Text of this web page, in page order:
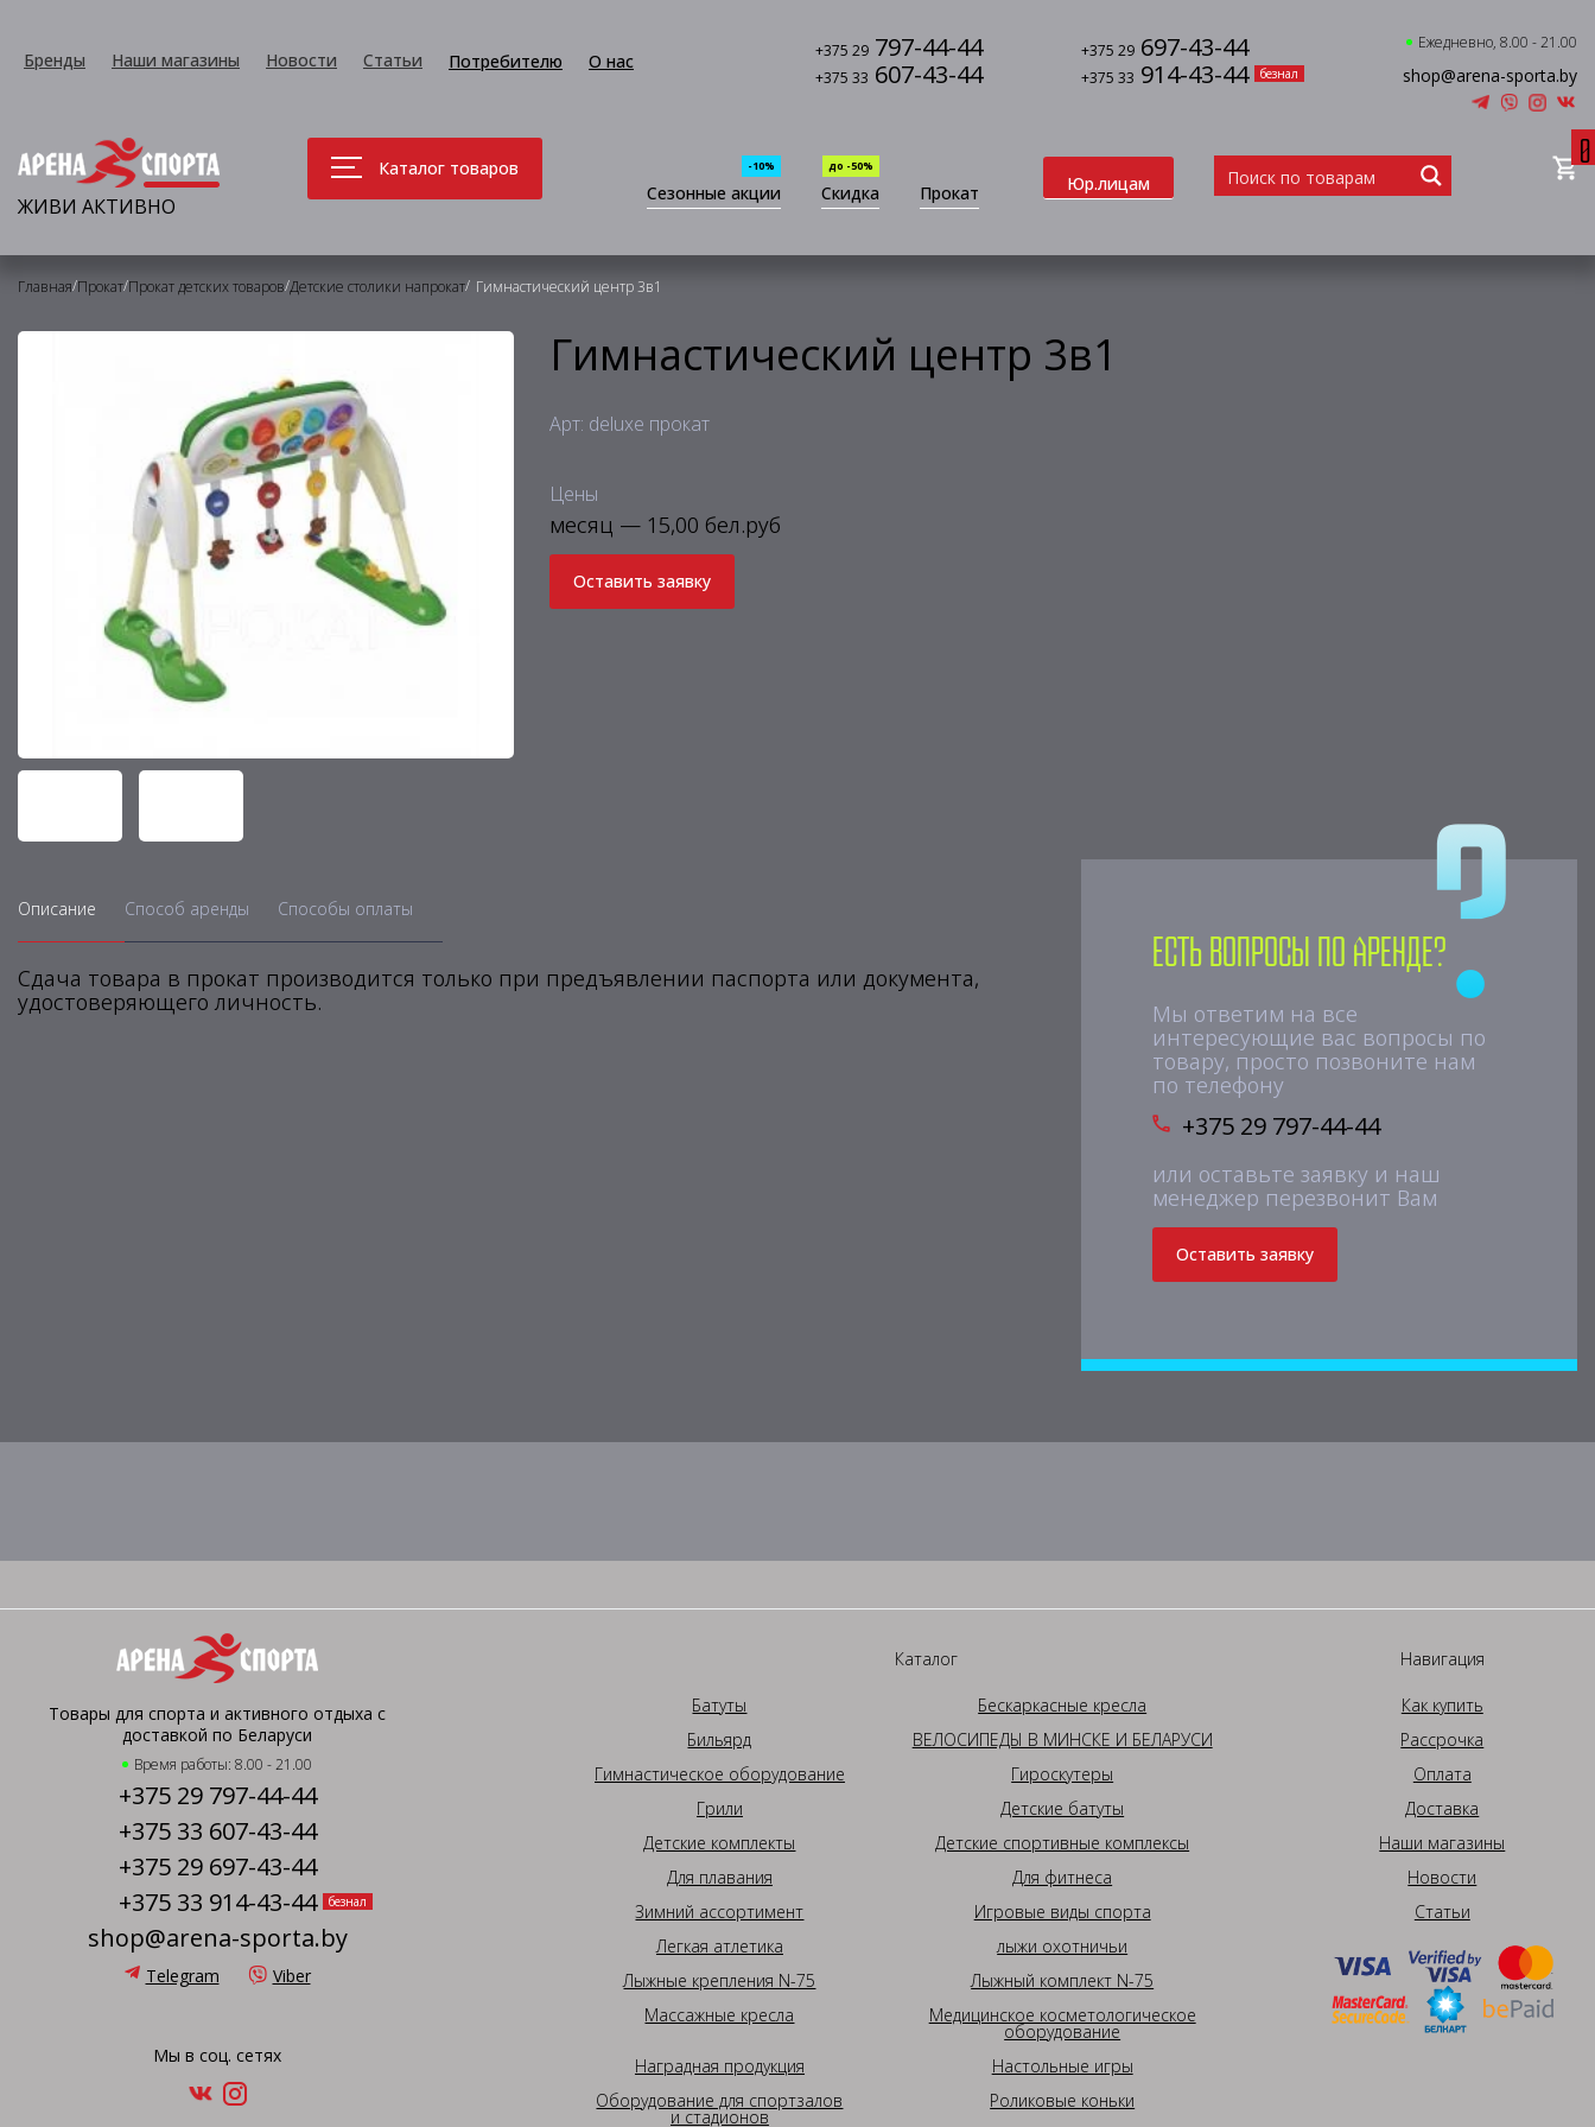
Бренды Наши магазины Новости Статьи Потребителю О нас +375 29 797-44-44 +375 29 697-43-44
+375 33 607-43-44 +375 33 914-43-44 безнал
Ежедневно, 8.00 - 21.00
shop@arena-sporta.by
ЖИВИ АКТИВНО
Каталог товаров
Сезонные акции
-10%
Скидка
до -50%
Прокат Юр.лицам
0
Главная/Прокат/Прокат детских товаров/Детские столики напрокат/ Гимнастический центр 3в1
Гимнастический центр 3в1
Арт: deluxe прокат
Цены
месяц — 15,00 бел.руб
Оставить заявку
Описание Способ аренды Способы оплаты
Сдача товара в прокат производится только при предъявлении паспорта или документа,
удостоверяющего личность.
Есть вопросы по аренде?
Мы ответим на все
интересующие вас вопросы по
товару, просто позвоните нам
по телефону
+375 29 797-44-44
или оставьте заявку и наш
менеджер перезвонит Вам
Оставить заявку
Товары для спорта и активного отдыха с
доставкой по Беларуси
Время работы: 8.00 - 21.00
+375 29 797-44-44
+375 33 607-43-44
+375 29 697-43-44
+375 33 914-43-44
безнал
shop@arena-sporta.by
Telegram Viber
Мы в соц. сетях
Каталог
Батуты
Бескаркасные кресла
Бильярд
ВЕЛОСИПЕДЫ В МИНСКЕ И БЕЛАРУСИ
Гимнастическое оборудование
Гироскутеры
Грили
Детские батуты
Детские комплекты
Детские спортивные комплексы
Для плавания
Для фитнеса
Зимний ассортимент
Игровые виды спорта
Легкая атлетика
лыжи охотничьи
Лыжные крепления N-75
Лыжный комплект N-75
Массажные кресла
Медицинское косметологическое
оборудование
Наградная продукция
Настольные игры
Оборудование для спортзалов
и стадионов
Роликовые коньки
Навигация
Как купить
Рассрочка
Оплата
Доставка
Наши магазины
Новости
Статьи